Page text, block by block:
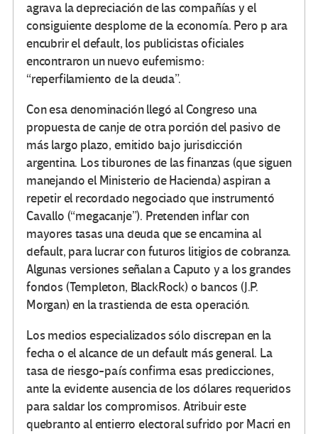
agrava la depreciación de las compañías y el
consiguiente desplome de la economía. Pero p ara
encubrir el default, los publicistas oficiales
encontraron un nuevo eufemismo:
“reperfilamiento de la deuda”.
Con esa denominación llegó al Congreso una
propuesta de canje de otra porción del pasivo de
más largo plazo, emitido bajo jurisdicción
argentina. Los tiburones de las finanzas (que siguen
manejando el Ministerio de Hacienda) aspiran a
repetir el recordado negociado que instrumentó
Cavallo (“megacanje”). Pretenden inflar con
mayores tasas una deuda que se encamina al
default, para lucrar con futuros litigios de cobranza.
Algunas versiones señalan a Caputo y a los grandes
fondos (Templeton, BlackRock) o bancos (J.P.
Morgan) en la trastienda de esta operación.
Los medios especializados sólo discrepan en la
fecha o el alcance de un default más general. La
tasa de riesgo-país confirma esas predicciones,
ante la evidente ausencia de los dólares requeridos
para saldar los compromisos. Atribuir este
quebranto al entierro electoral sufrido por Macri en